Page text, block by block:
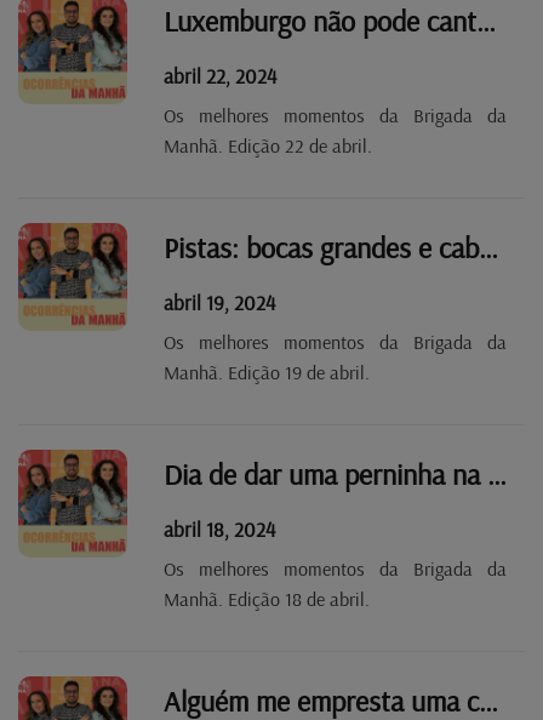
Luxemburgo não pode cantar de galo
abril 22, 2024
Os melhores momentos da Brigada da
Manhã. Edição 22 de abril.
Pistas: bocas grandes e cabeças enormes
abril 19, 2024
Os melhores momentos da Brigada da
Manhã. Edição 19 de abril.
Dia de dar uma perninha na locução!
abril 18, 2024
Os melhores momentos da Brigada da
Manhã. Edição 18 de abril.
Alguém me empresta uma casa com pé-direito alto?